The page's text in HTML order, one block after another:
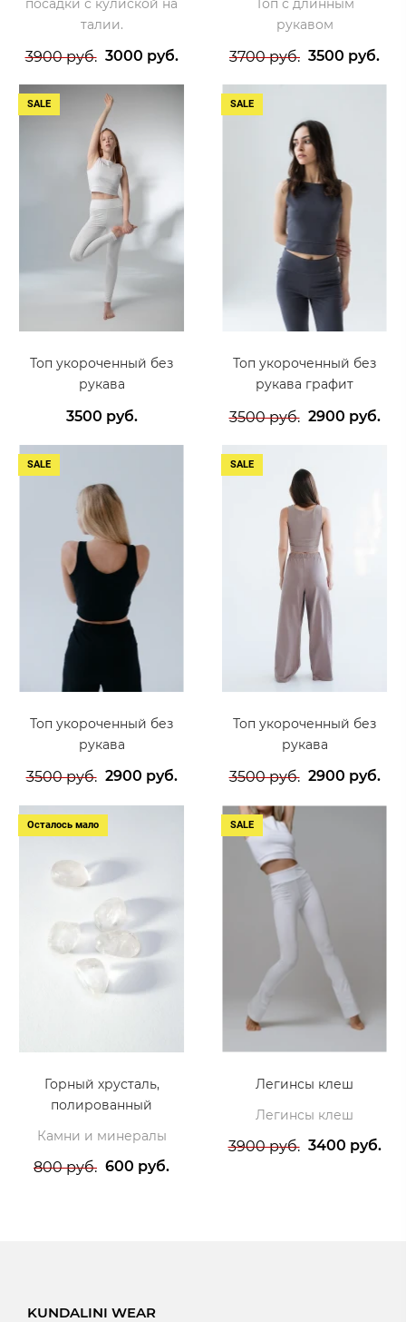
посадки с кулиской на
талии.
3900 руб. 3000 руб.
Топ с длинным
рукавом
3700 руб. 3500 руб.
SALE
Топ укороченный без
рукава
3500 руб.
SALE
Топ укороченный без
рукава графит
3500 руб. 2900 руб.
SALE
Топ укороченный без
рукава
3500 руб. 2900 руб.
SALE
Топ укороченный без
рукава
3500 руб. 2900 руб.
Осталось мало
Горный хрусталь,
полированный
Камни и минералы
800 руб. 600 руб.
SALE
Легинсы клеш
Легинсы клеш
3900 руб. 3400 руб.
KUNDALINI WEAR